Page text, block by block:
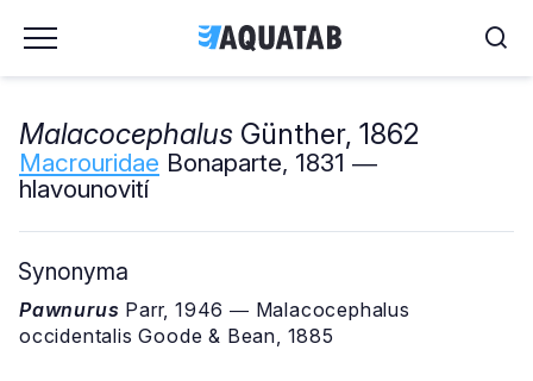
Malacocephalus Günther, 1862
Macrouridae Bonaparte, 1831 ―
hlavounovití
Synonyma
Pawnurus Parr, 1946 ― Malacocephalus
occidentalis Goode & Bean, 1885